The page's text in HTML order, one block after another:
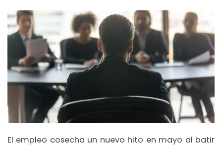
El empleo cosecha un nuevo hito en mayo al batir